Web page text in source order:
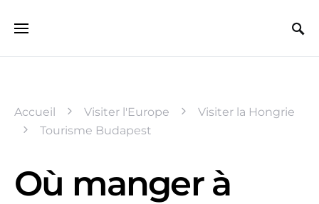
Accueil Visiter l'Europe
Visiter la Hongrie
Tourisme Budapest
Où manger à